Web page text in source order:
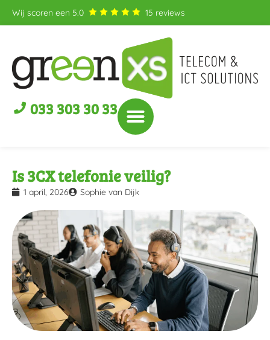
Wij scoren een 5.0 15 reviews
033 303 30 33
Is 3CX telefonie veilig?
1 april, 2026 Sophie van Dijk